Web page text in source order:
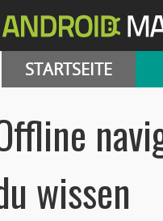
STARTSEITE
wissen